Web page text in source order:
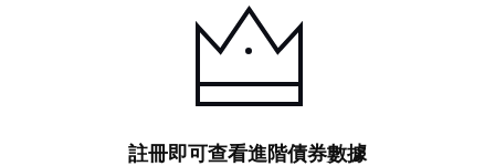
註冊即可查看進階債券數據